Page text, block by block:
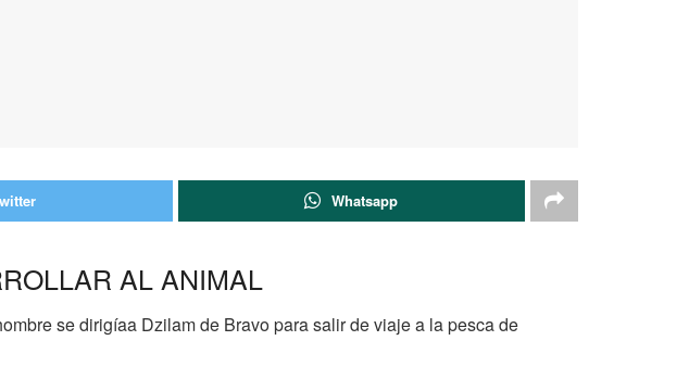
Whatsapp
AL ANIMAL
se dirigíaa Dzilam de Bravo para salir de viaje a la pesca de